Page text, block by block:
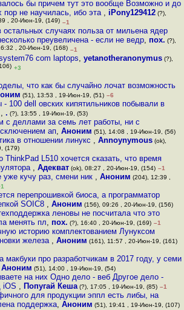
бы причем тут это вообще Возможно и до
пор не научилась, ибо эта , iPony129412(?),
, 20-Июн-19, (149) –1
остальных случаях польза от мильена ядер
преувеличена - если не ведр, пох. (?),
, 20-Июн-19, (168) –1
com laptops, yetanotheranonymus(?),
+3
что как бы случайно лочат возможность
(51), 13:53 , 19-Июн-19, (51) –6
- 100 dell овских кипятильников побывали в
, . (?), 13:55 , 19-Июн-19, (53)
с деллами за семь лет работы, ни с
ап, Аноним (51), 14:08 , 19-Июн-19, (56)
в отношении линукс ,Annoynymous (ok),
(179)
ThinkPad L510 хочется сказать, что время
, Адекват(ok), 08:27 , 20-Июн-19, (154) –1
уже кучу раз, смени ник ,Аноним (204), 12:39 ,
перепрошивкой биоса, а программатор
SOIC8 , Аноним (156), 09:26 , 20-Июн-19, (156)
леновы не посчитала что это
менять пл, пох. (?), 16:40 , 20-Июн-19, (169) –1
историю комплектованием Лунуксом
железа , Аноним (161), 11:57 , 20-Июн-19, (161)
про разработчикам в 2017 году, у семи
Аноним (51), 14:00 , 19-Июн-19, (54)
на них Одно дело - веб Другое дело -
iOS , Попугай Кеша(?), 17:05 , 19-Июн-19, (85) –1
для продукции эппл есть либы, на
поддержка,Аноним (51), 19:41 , 19-Июн-19, (107)